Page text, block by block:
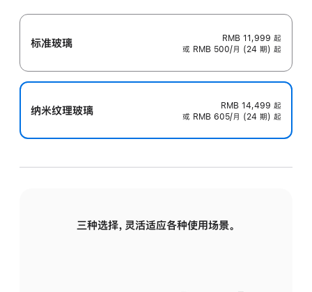
标准玻璃 RMB 11,999 起
或 RMB 500/月 (24 期) 起
纳米纹理玻璃 RMB 14,499 起
或 RMB 605/月 (24 期) 起
三种选择，灵活适应各种使用场景。